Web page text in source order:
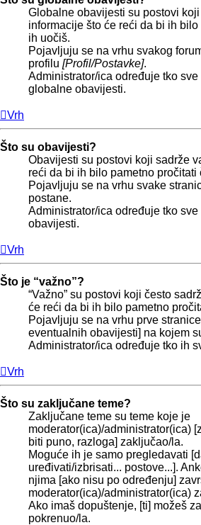
Globalne obavijesti su postovi
informacije što će reći da bi ih
ih uočiš.
Pojavljuju se na vrhu svakog
profilu [Profil/Postavke].
Administrator/ica određuje tko
globalne obavijesti.
Vrh
Što su obavijesti?
Obavijesti su postovi koji sadrže
reći da bi ih bilo pametno pročitati
Pojavljuju se na vrhu svake
postane.
Administrator/ica određuje tko
obavijesti.
Vrh
Što je “važno”?
“Važno” su postovi koji često
će reći da bi ih bilo pametno
Pojavljuju se na vrhu prve
eventualnih obavijesti] na kojem
Administrator/ica određuje tko ih
Vrh
Što su zaključane teme?
Zaključane teme su teme koje je
moderator(ica)/administrator(ica)
biti puno, razloga] zaključao/la.
Moguće ih je samo pregledavati
uređivati/izbrisati... postove...].
njima [ako nisu po određenju]
moderator(ica)/administrator(ica)
Ako imaš dopuštenje, [ti] možeš
pokrenuo/la.